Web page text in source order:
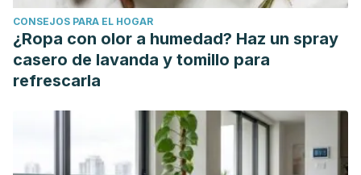
iberica?offset=1
Prakash, B., Kedia, A., Mishra, P. K., & Dubey, N. K. (2015).
Plant essential oils as food preservatives to control moulds,
mycotoxin contamination and oxidative deterioration of
Song, C., Härtl, K., McGraphery, K., Hoffmann, T., &
Schwab, W. (2018). Attractive but toxic: emerging roles of
CONSEJOS PARA EL HOGAR
¿Ropa con olor a humedad? Haz un spray
casero de lavanda y tomillo para
refrescarla